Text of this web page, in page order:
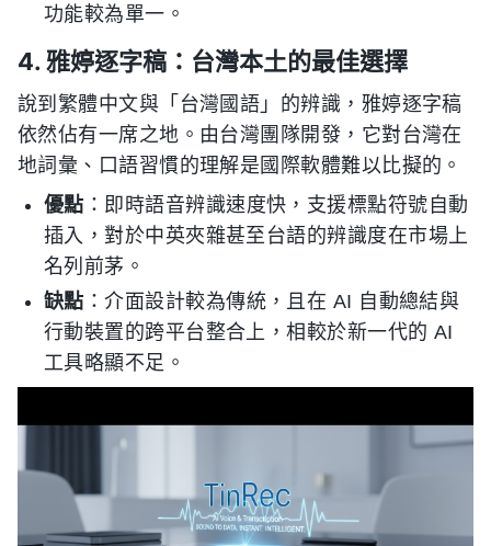
功能較為單一。
4. 雅婷逐字稿：台灣本土的最佳選擇
說到繁體中文與「台灣國語」的辨識，雅婷逐字稿
依然佔有一席之地。由台灣團隊開發，它對台灣在
地詞彙、口語習慣的理解是國際軟體難以比擬的。
優點 ：即時語音辨識速度快，支援標點符號自動
插入，對於中英夾雜甚至台語的辨識度在市場上
名列前茅。
缺點 ：介面設計較為傳統，且在 AI 自動總結與
行動裝置的跨平台整合上，相較於新一代的 AI
工具略顯不足。